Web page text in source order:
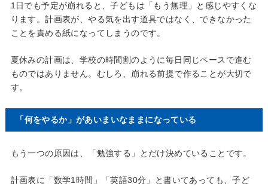
1日でも予定が崩れると、子どもは「もう無理」と感じやすくな
ります。計画表が、やる気を出す道具ではなく、できなかった
ことを責める紙になってしまうのです。
夏休みの計画は、学校の時間割のように毎日同じペースで進む
ものではありません。むしろ、崩れる前提で作ることが大切で
す。
「何をやるか」があいまいなままになっている
もう一つの原因は、「勉強する」とだけ決めていることです。
計画表に「数学1時間」「英語30分」と書いてあっても、子ど